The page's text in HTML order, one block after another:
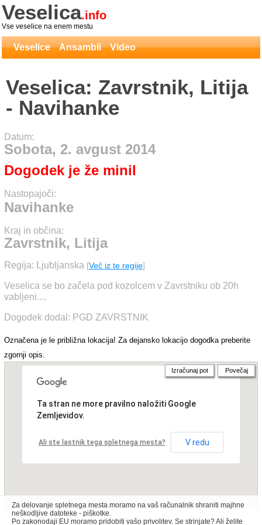
Veselica.info
Vse veselice na enem mestu
Veselice Ansambli Video
Veselica: Zavrstnik, Litija
- Navihanke
Datum:
Sobota, 2. avgust 2014
Dogodek je že minil
Nastopajoči:
Navihanke
Kraj in občina:
Zavrstnik, Litija
Regija: Ljubljanska [Več iz te regije]
Veselica se bo začela pod kozolcem v Zavrstniku ob 20h
vabljeni....
Dogodek dodal: PGD ZAVRSTNIK
Označena je le približna lokacija! Za dejansko lokacijo dogodka preberite
zgornji opis.
Ta stran ne more pravilno naložiti Google
Zemljevidov.
Ali ste lastnik tega spletnega mesta? V redu
Izračunaj pot Povečaj
Za delovanje spletnega mesta moramo na vaš računalnik shraniti majhne
neškodljive datoteke - piškotke.
Po zakonodaji EU moramo pridobiti vašo privolitev. Se strinjate? Ali želite